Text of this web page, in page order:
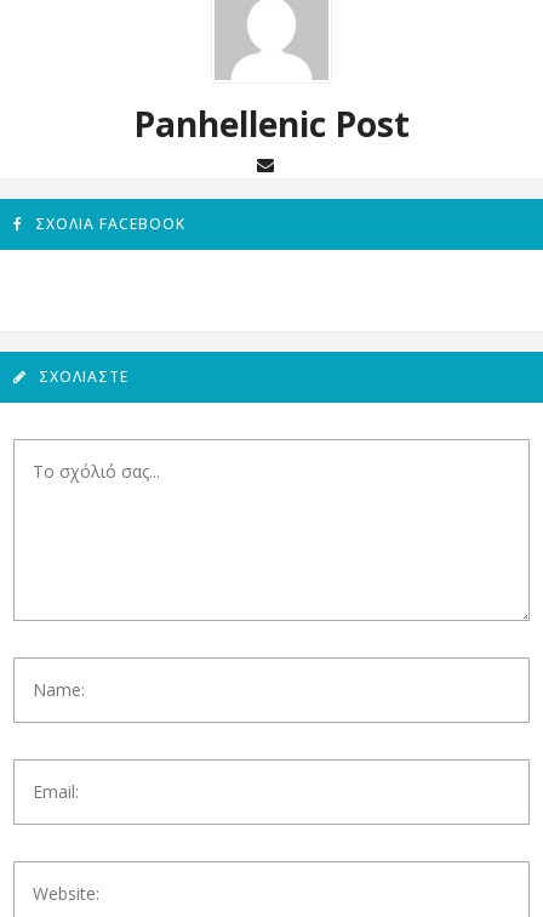
Panhellenic Post
ΣΧΌΛΙΑ FACEBOOK
ΣΧΟΛΙΆΣΤΕ